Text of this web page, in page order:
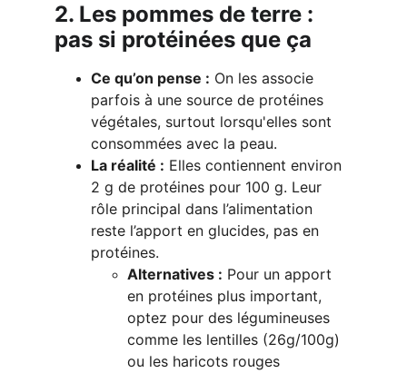
2. Les pommes de terre :
pas si protéinées que ça
Ce qu’on pense : On les associe
parfois à une source de protéines
végétales, surtout lorsqu'elles sont
consommées avec la peau.
La réalité : Elles contiennent environ
2 g de protéines pour 100 g. Leur
rôle principal dans l’alimentation
reste l’apport en glucides, pas en
protéines.
Alternatives : Pour un apport
en protéines plus important,
optez pour des légumineuses
comme les lentilles (26g/100g)
ou les haricots rouges